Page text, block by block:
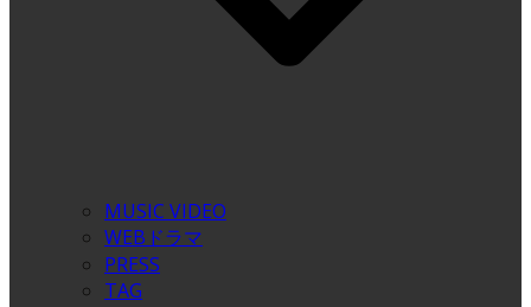
MUSIC VIDEO
WEBドラマ
PRESS
TAG